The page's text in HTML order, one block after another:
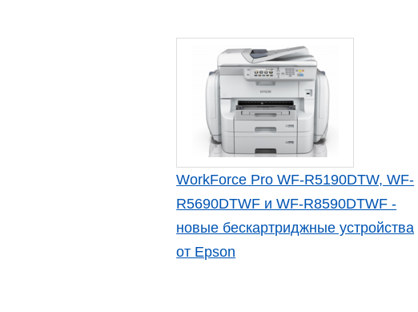
WorkForce Pro WF-R5190DTW, WF-
R5690DTWF и WF-R8590DTWF -
новые бескартриджные устройства
от Epson